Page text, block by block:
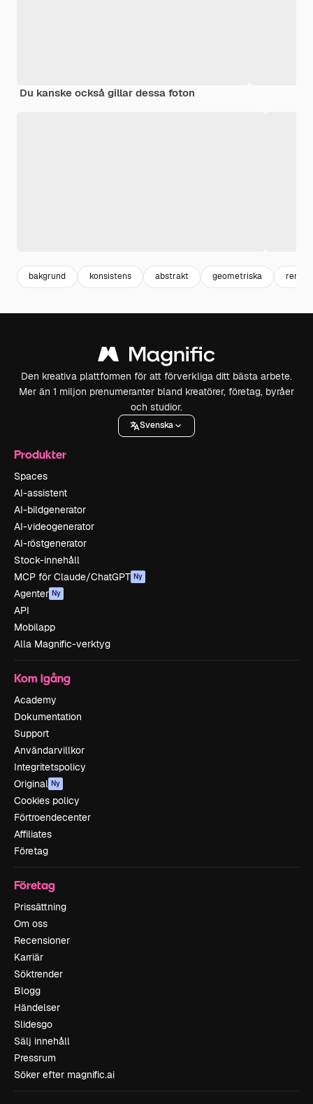
Du kanske också gillar dessa foton
bakgrund konsistens abstrakt geometriska
Den kreativa plattformen för att förverkliga ditt bästa arbete.
Mer än 1 miljon prenumeranter bland kreatörer, företag, byråer
och studior.
Svenska
Produkter
Spaces
AI-assistent
AI-bildgenerator
AI-videogenerator
AI-röstgenerator
Stock-innehåll
MCP för Claude/ChatGPT Ny
Agenter Ny
API
Mobilapp
Alla Magnific-verktyg
Kom igång
Academy
Dokumentation
Support
Användarvillkor
Integritetspolicy
Original Ny
Cookies policy
Förtroendecenter
Affiliates
Företag
Företag
Prissättning
Om oss
Recensioner
Karriär
Söktrender
Blogg
Händelser
Slidesgo
Sälj innehåll
Pressrum
Söker efter magnific.ai